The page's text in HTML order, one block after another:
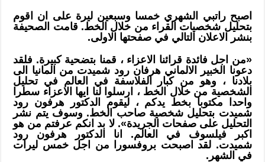
اصبح راتبي الشهري خمسا وسبعين ليرة على ان اقوم
بتحليل شخصيات القراء من خلال الخط. قامت الصحيفة
بنشر الاعلان التالي في صفحتها الاولى.
«من اجل فائدة قرائنا الاعزاء ، قمنا بتضحية كبيرة. فلقد
دعونا الخبير الالماني هرفان رود شميدت من المانيا الى
بلادنا ، وهو من كبار الفلاسفة في العالم في تحليل
الشخصية من خلال الخط ، ارسلوا لنا ايها الاعزاء سطرا
واحدا مكتوبا بخط يدكم ، ليقوم الدكتور هرفون رود
شميدت بتحليل شخصية صاحب الخط. وسوف يتم نشر
التحليل على صفحات الجريدة». لا بد انكم عرفتم من هو
اكبر فيلسوف في العالم. انا الدكتور هرفون رود
شميدت. لقد اصبحت بروفسورا من اجل خمس ليرات
في الشهر.